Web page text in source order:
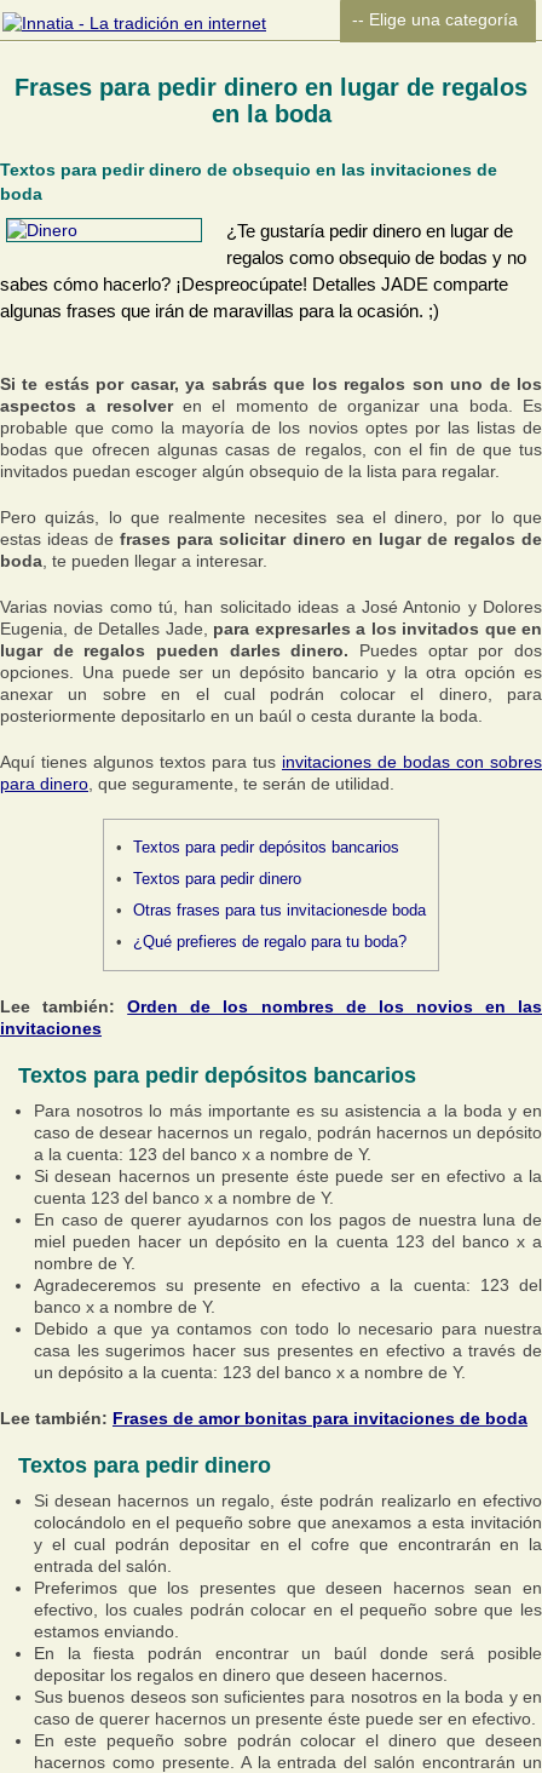
Frases para pedir dinero en lugar de regalos
en la boda
Textos para pedir dinero de obsequio en las invitaciones de
boda
¿Te gustaría pedir dinero en lugar de
regalos como obsequio de bodas y no
sabes cómo hacerlo? ¡Despreocúpate! Detalles JADE comparte
algunas frases que irán de maravillas para la ocasión. ;)
Si te estás por casar, ya sabrás que los regalos son uno de los
aspectos a resolveren el momento de organizar una boda. Es
probable que como la mayoría de los novios optes por las listas de
bodas que ofrecen algunas casas de regalos, con el fin de que tus
invitados puedan escoger algún obsequio de la lista para regalar.
Pero quizás, lo que realmente necesites sea el dinero, por lo que
estas ideas de frases para solicitar dinero en lugar de regalos de
boda , te pueden llegar a interesar.
Varias novias como tú, han solicitado ideas a José Antonio y Dolores
Eugenia, de Detalles Jade, para expresarles a los invitados que en
lugar de regalos pueden darles dinero. Puedes optar por dos
opciones. Una puede ser un depósito bancario y la otra opción es
anexar un sobre en el cual podrán colocar el dinero, para
posteriormente depositarlo en un baúl o cesta durante la boda.
Aquí tienes algunos textos para tus invitaciones de bodas con sobres
para dinero , que seguramente, te serán de utilidad.
Textos para pedir depósitos bancarios
Textos para pedir dinero
Otras frases para tus invitacionesde boda
¿Qué prefieres de regalo para tu boda?
Lee también:Orden de los nombres de los novios en las
invitaciones
Textos para pedir depósitos bancarios
Para nosotros lo más importante es su asistencia a la boda y en
caso de desear hacernos un regalo, podrán hacernos un depósito
a la cuenta: 123 del banco x a nombre de Y.
Si desean hacernos un presente éste puede ser en efectivo a la
cuenta 123 del banco x a nombre de Y.
En caso de querer ayudarnos con los pagos de nuestra luna de
miel pueden hacer un depósito en la cuenta 123 del banco x a
nombre de Y.
Agradeceremos su presente en efectivo a la cuenta: 123 del
banco x a nombre de Y.
Debido a que ya contamos con todo lo necesario para nuestra
casa les sugerimos hacer sus presentes en efectivo a través de
un depósito a la cuenta: 123 del banco x a nombre de Y.
Lee también: Frases de amor bonitas para invitaciones de boda
Textos para pedir dinero
Si desean hacernos un regalo, éste podrán realizarlo en efectivo
colocándolo en el pequeño sobre que anexamos a esta invitación
y el cual podrán depositar en el cofre que encontrarán en la
entrada del salón.
Preferimos que los presentes que deseen hacernos sean en
efectivo, los cuales podrán colocar en el pequeño sobre que les
estamos enviando.
En la fiesta podrán encontrar un baúl donde será posible
depositar los regalos en dinero que deseen hacernos.
Sus buenos deseos son suficientes para nosotros en la boda y en
caso de querer hacernos un presente éste puede ser en efectivo.
En este pequeño sobre podrán colocar el dinero que deseen
hacernos como presente. A la entrada del salón encontrarán un